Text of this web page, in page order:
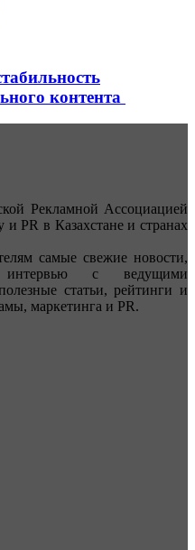
контента
Рекламной Ассоциацией
PR в Казахстане и странах
самые свежие новости,
интервью с ведущими
статьи, рейтинги и
маркетинга и PR.